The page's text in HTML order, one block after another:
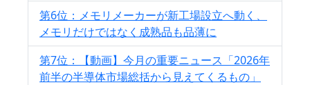
第6位：メモリメーカーが新工場設立へ動く、
メモリだけではなく成熟品も品薄に
第7位：【動画】今月の重要ニュース「2026年
前半の半導体市場総括から見えてくるもの」